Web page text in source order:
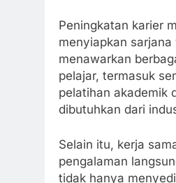
Peningkatan karier
menyiapkan
menawarkan
pelajar, termasuk
pelatihan akademik
dibutuhkan dari
Selain itu, kerja
pengalaman
tidak hanya